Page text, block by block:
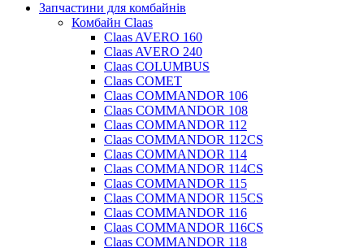
Запчастини для комбайнів
Комбайн Claas
Claas AVERO 160
Claas AVERO 240
Claas COLUMBUS
Claas COMET
Claas COMMANDOR 106
Claas COMMANDOR 108
Claas COMMANDOR 112
Claas COMMANDOR 112CS
Claas COMMANDOR 114
Claas COMMANDOR 114CS
Claas COMMANDOR 115
Claas COMMANDOR 115CS
Claas COMMANDOR 116
Claas COMMANDOR 116CS
Claas COMMANDOR 118